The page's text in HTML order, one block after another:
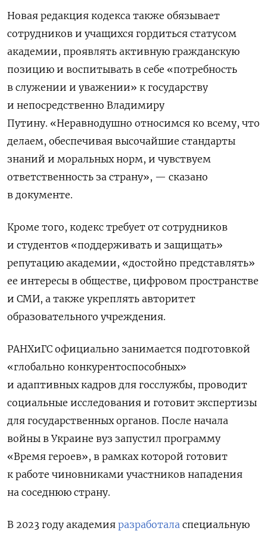
Новая редакция кодекса также обязывает
сотрудников и учащихся гордиться статусом
академии, проявлять активную гражданскую
позицию и воспитывать в себе «потребность
в служении и уважении» к государству
и непосредственно Владимиру
Путину. «Неравнодушно относимся ко всему, что
делаем, обеспечивая высочайшие стандарты
знаний и моральных норм, и чувствуем
ответственность за страну», — сказано
в документе.
Кроме того, кодекс требует от сотрудников
и студентов «поддерживать и защищать»
репутацию академии, «достойно представлять»
ее интересы в обществе, цифровом пространстве
и СМИ, а также укреплять авторитет
образовательного учреждения.
РАНХиГС официально занимается подготовкой
«глобально конкурентоспособных»
и адаптивных кадров для госслужбы, проводит
социальные исследования и готовит экспертизы
для государственных органов. После начала
войны в Украине вуз запустил программу
«Время героев», в рамках которой готовит
к работе чиновниками участников нападения
на соседнюю страну.
В 2023 году академия разработала специальную